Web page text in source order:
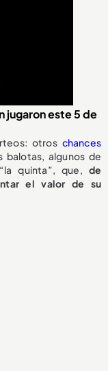
jugaron este 5 de
otros chances
balotas, algunos de
quinta”, que, de
el valor de su